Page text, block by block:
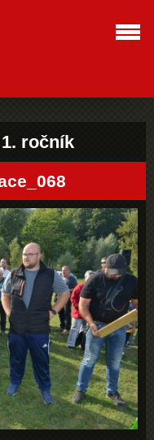
ročník